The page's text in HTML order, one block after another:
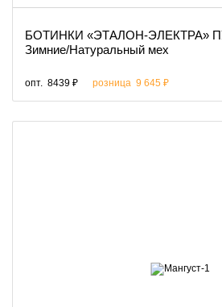
БОТИНКИ «ЭТАЛОН-ЭЛЕКТРА»
Зимние/Натуральный мех
опт. 8439 ₽ розница 9 645 ₽